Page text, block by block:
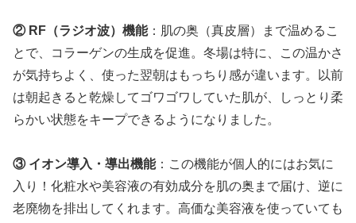
② RF（ラジオ波）機能：肌の奥（真皮層）まで温めるこ
とで、コラーゲンの生成を促進。冬場は特に、この温かさ
が気持ちよく、使った翌朝はもっちり感が違います。以前
は朝起きると乾燥してゴワゴワしていた肌が、しっとり柔
らかい状態をキープできるようになりました。
③ イオン導入・導出機能：この機能が個人的にはお気に
入り！化粧水や美容液の有効成分を肌の奥まで届け、逆に
老廃物を排出してくれます。高価な美容液を使っていても